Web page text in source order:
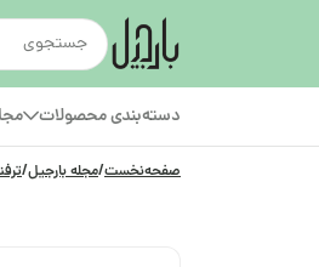
دسته‌بندی محصولات
صفحه‌نخست/مجله بارجیل/